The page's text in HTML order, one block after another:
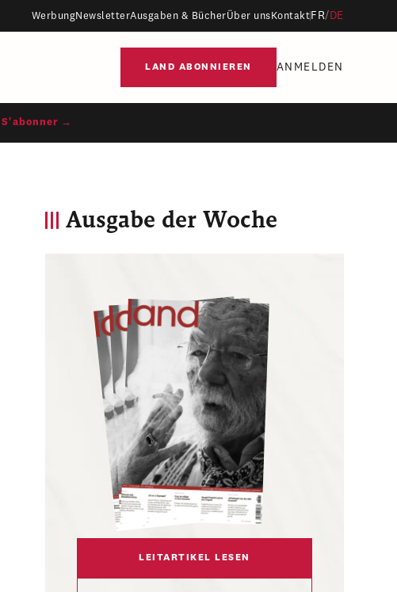
WerbungNewsletterAusgaben & BücherÜber uns Kontakt FR/ DE
LAND ABONNIEREN ANMELDEN
S'abonner →
Ausgabe der Woche
LEITARTIKEL LESEN